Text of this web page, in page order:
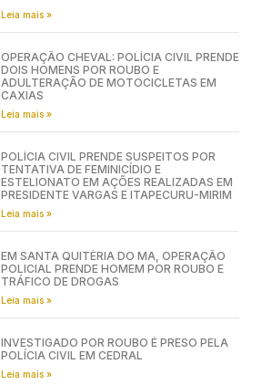
Leia mais »
OPERAÇÃO CHEVAL: POLÍCIA CIVIL PRENDE
DOIS HOMENS POR ROUBO E
ADULTERAÇÃO DE MOTOCICLETAS EM
CAXIAS
Leia mais »
POLÍCIA CIVIL PRENDE SUSPEITOS POR
TENTATIVA DE FEMINICÍDIO E
ESTELIONATO EM AÇÕES REALIZADAS EM
PRESIDENTE VARGAS E ITAPECURU-MIRIM
Leia mais »
EM SANTA QUITÉRIA DO MA, OPERAÇÃO
POLICIAL PRENDE HOMEM POR ROUBO E
TRÁFICO DE DROGAS
Leia mais »
INVESTIGADO POR ROUBO É PRESO PELA
POLÍCIA CIVIL EM CEDRAL
Leia mais »